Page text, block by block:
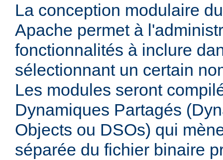
La conception modulaire
Apache permet à
fonctionnalités à inclure
sélectionnant un certain
Les modules seront
Dynamiques Partagés
Objects ou DSOs) qui
séparée du fichier binaire